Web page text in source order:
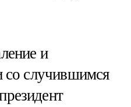
и
со случившимся